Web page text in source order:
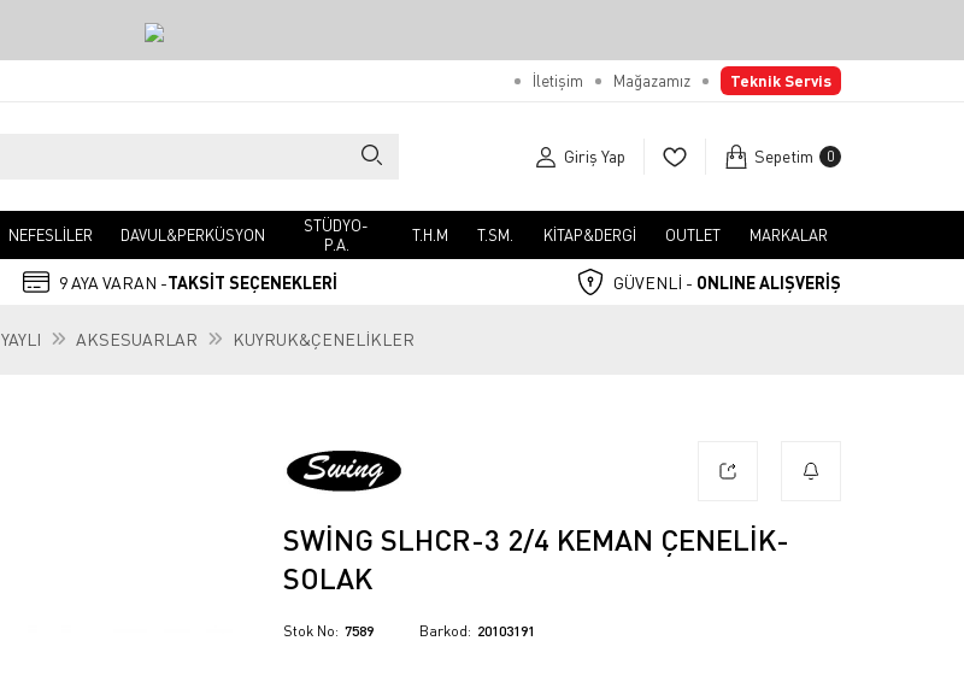
İletişim Mağazamız Teknik Servis
Giriş Yap Sepetim 0
NEFESLİLER DAVUL&PERKÜSYON
STÜDYO-
P.A.
T.H.M T.SM. KİTAP&DERGİ OUTLET MARKALAR
9 AYA VARAN -TAKSİT SEÇENEKLERİ GÜVENLİ - ONLINE ALIŞVERİŞ
YAYLI AKSESUARLAR KUYRUK&ÇENELİKLER
SWING SLHCR-3 2/4 KEMAN ÇENELIK-
SOLAK
Stok No 7589 Barkod 20103191